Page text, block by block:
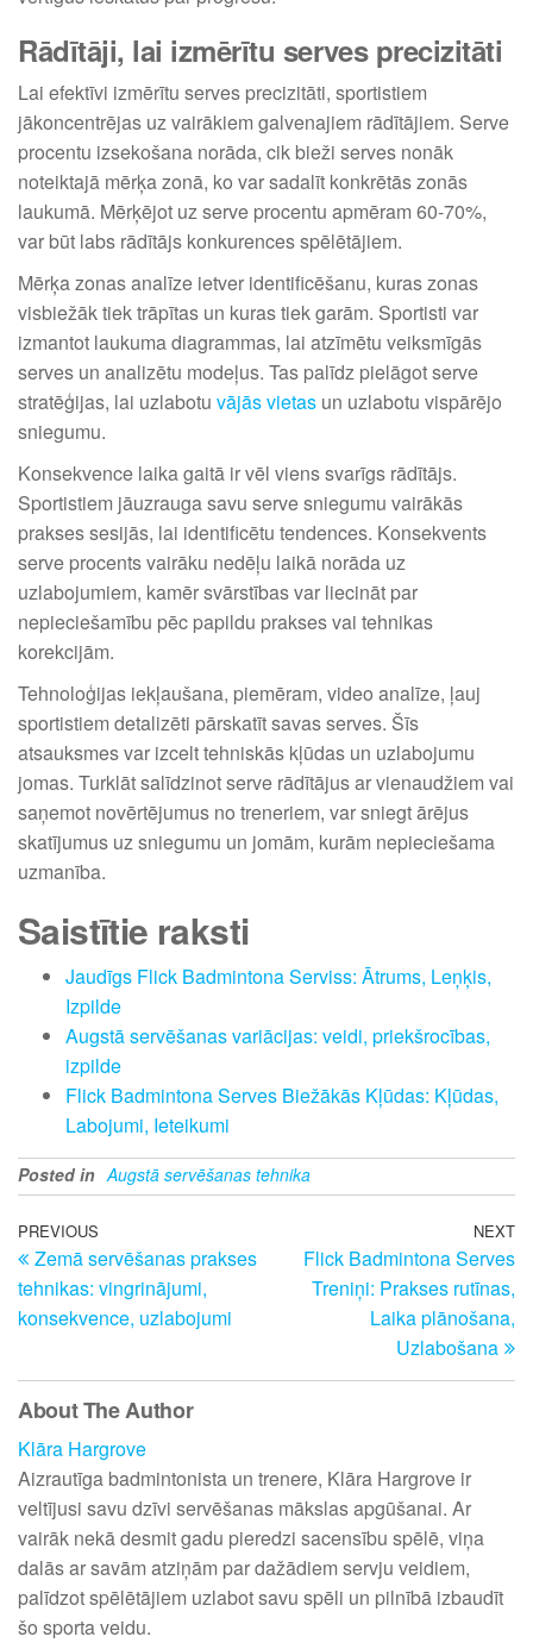
Rādītāji, lai izmērītu serves precizitāti
Lai efektīvi izmērītu serves precizitāti, sportistiem
jākoncentrējas uz vairākiem galvenajiem rādītājiem. Serve
procentu izsekošana norāda, cik bieži serves nonāk
noteiktajā mērķa zonā, ko var sadalīt konkrētās zonās
laukumā. Mērķējot uz serve procentu apmēram 60-70%,
var būt labs rādītājs konkurences spēlētājiem.
Mērķa zonas analīze ietver identificēšanu, kuras zonas
visbiežāk tiek trāpītas un kuras tiek garām. Sportisti var
izmantot laukuma diagrammas, lai atzīmētu veiksmīgās
serves un analizētu modeļus. Tas palīdz pielāgot serve
stratēģijas, lai uzlabotu vājās vietas un uzlabotu vispārējo
sniegumu.
Konsekvence laika gaitā ir vēl viens svarīgs rādītājs.
Sportistiem jāuzrauga savu serve sniegumu vairākās
prakses sesijās, lai identificētu tendences. Konsekvents
serve procents vairāku nedēļu laikā norāda uz
uzlabojumiem, kamēr svārstības var liecināt par
nepieciešamību pēc papildu prakses vai tehnikas
korekcijām.
Tehnoloģijas iekļaušana, piemēram, video analīze, ļauj
sportistiem detalizēti pārskatīt savas serves. Šīs
atsauksmes var izcelt tehniskās kļūdas un uzlabojumu
jomas. Turklāt salīdzinot serve rādītājus ar vienaudžiem vai
saņemot novērtējumus no treneriem, var sniegt ārējus
skatījumus uz sniegumu un jomām, kurām nepieciešama
uzmanība.
Saistītie raksti
Jaudīgs Flick Badmintona Serviss: Ātrums, Leņķis,
Izpilde
Augstā servēšanas variācijas: veidi, priekšrocības,
izpilde
Flick Badmintona Serves Biežākās Kļūdas: Kļūdas,
Labojumi, Ieteikumi
Posted in Augstā servēšanas tehnika
Post
navigation
Previous
Post
PREVIOUS
Zemā servēšanas prakses
tehnikas: vingrinājumi,
konsekvence, uzlabojumi
NEXT
Flick Badmintona Serves
Treniņi: Prakses rutīnas,
Laika plānošana,
Uzlabošana
About The Author
Klāra Hargrove
Aizrautīga badmintonista un trenere, Klāra Hargrove ir
veltījusi savu dzīvi servēšanas mākslas apgūšanai. Ar
vairāk nekā desmit gadu pieredzi sacensību spēlē, viņa
dalās ar savām atziņām par dažādiem servju veidiem,
palīdzot spēlētājiem uzlabot savu spēli un pilnībā izbaudīt
šo sporta veidu.